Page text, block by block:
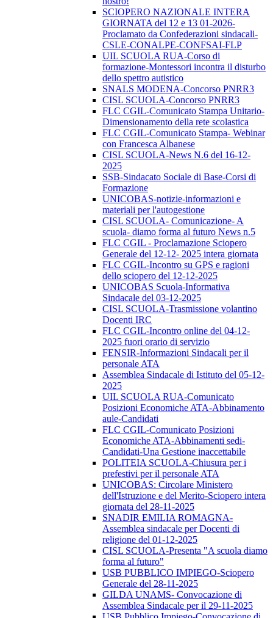
SCIOPERO NAZIONALE INTERA
GIORNATA del 12 e 13 01-2026-
Proclamato da Confederazioni sindacali-
CSLE-CONALPE-CONFSAI-FLP
UIL SCUOLA RUA-Corso di
formazione-Montessori incontra il disturbo
dello spettro autistico
SNALS MODENA-Concorso PNRR3
CISL SCUOLA-Concorso PNRR3
FLC CGIL-Comunicato Stampa Unitario-
Dimensionamento della rete scolastica
FLC CGIL-Comunicato Stampa- Webinar
con Francesca Albanese
CISL SCUOLA-News N.6 del 16-12-
2025
SSB-Sindacato Sociale di Base-Corsi di
Formazione
UNICOBAS-notizie-informazioni e
materiali per l'autogestione
CISL SCUOLA- Comunicazione- A
scuola- diamo forma al futuro News n.5
FLC CGIL - Proclamazione Sciopero
Generale del 12-12- 2025 intera giornata
FLC CGIL-Incontro su GPS e ragioni
dello sciopero del 12-12-2025
UNICOBAS Scuola-Informativa
Sindacale del 03-12-2025
CISL SCUOLA-Trasmissione volantino
Docenti IRC
FLC CGIL-Incontro online del 04-12-
2025 fuori orario di servizio
FENSIR-Informazioni Sindacali per il
personale ATA
Assemblea Sindacale di Istituto del 05-12-
2025
UIL SCUOLA RUA-Comunicato
Posizioni Economiche ATA-Abbinamento
aule-Candidati
FLC CGIL-Comunicato Posizioni
Economiche ATA-Abbinamenti sedi-
Candidati-Una Gestione inaccettabile
POLITEIA SCUOLA-Chiusura per i
prefestivi per il personale ATA
UNICOBAS: Circolare Ministero
dell'Istruzione e del Merito-Sciopero intera
giornata del 28-11-2025
SNADIR EMILIA ROMAGNA-
Assemblea sindacale per Docenti di
religione del 01-12-2025
CISL SCUOLA-Presenta "A scuola diamo
forma al futuro"
USB PUBBLICO IMPIEGO-Sciopero
Generale del 28-11-2025
GILDA UNAMS- Convocazione di
Assemblea Sindacale per il 29-11-2025